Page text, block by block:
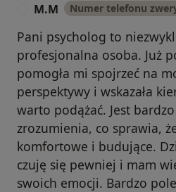
M.M Numer telefonu
Pani psycholog to
profesjonalna osoba. Już
pomogła mi spojrzeć na
perspektywy i wskazała
warto podążać. Jest bardzo
zrozumienia, co sprawia,
komfortowe i budujące.
czuję się pewniej i mam
swoich emocji. Bardzo